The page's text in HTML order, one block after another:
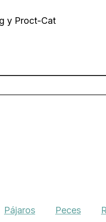
y Proct-Cat
Pájaros Peces